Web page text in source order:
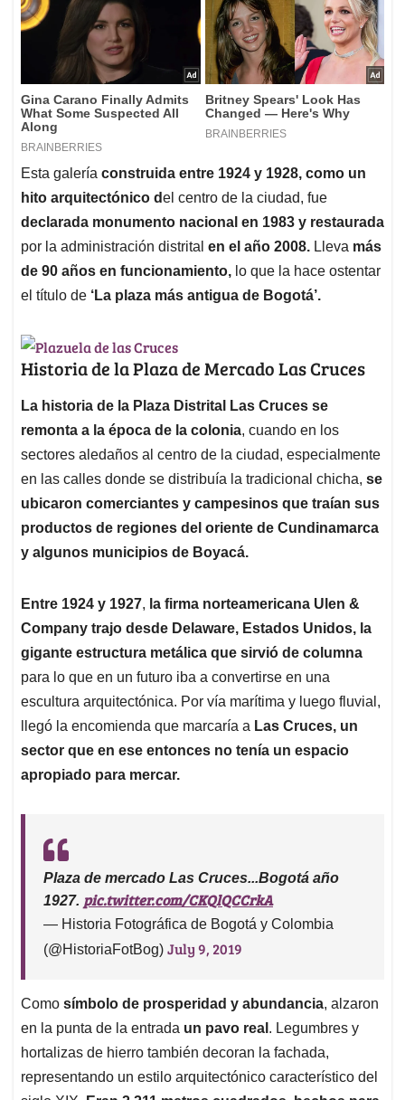
Esta galería construida entre 1924 y 1928, como un
hito arquitectónico del centro de la ciudad, fue
declarada monumento nacional en 1983 y restaurada
por la administración distrital en el año 2008. Lleva más
de 90 años en funcionamiento, lo que la hace ostentar
el título de ‘La plaza más antigua de Bogotá’.
Historia de la Plaza de Mercado Las Cruces
La historia de la Plaza Distrital Las Cruces se
remonta a la época de la colonia, cuando en los
sectores aledaños al centro de la ciudad, especialmente
en las calles donde se distribuía la tradicional chicha, se
ubicaron comerciantes y campesinos que traían sus
productos de regiones del oriente de Cundinamarca
y algunos municipios de Boyacá.
Entre 1924 y 1927, la firma norteamericana Ulen &
Company trajo desde Delaware, Estados Unidos, la
gigante estructura metálica que sirvió de columna
para lo que en un futuro iba a convertirse en una
escultura arquitectónica. Por vía marítima y luego fluvial,
llegó la encomienda que marcaría a Las Cruces, un
sector que en ese entonces no tenía un espacio
apropiado para mercar.
Plaza de mercado Las Cruces...Bogotá año
1927. pic.twitter.com/CKQlQCCrkA
— Historia Fotográfica de Bogotá y Colombia
(@HistoriaFotBog) July 9, 2019
Como símbolo de prosperidad y abundancia, alzaron
en la punta de la entrada un pavo real . Legumbres y
hortalizas de hierro también decoran la fachada,
representando un estilo arquitectónico característico del